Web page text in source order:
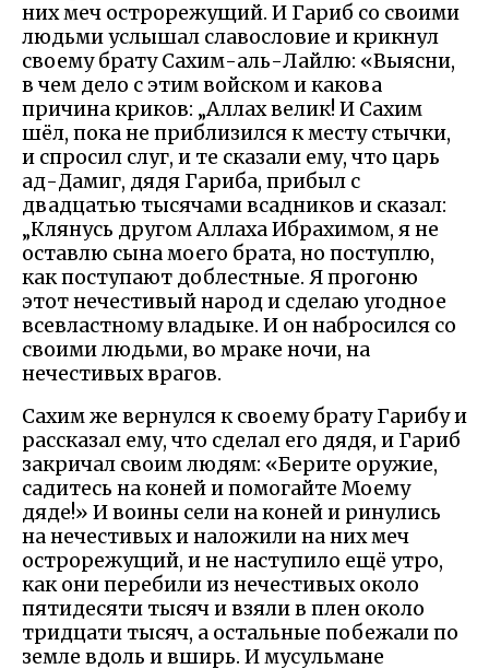
них меч острорежущий. И Гариб со своими
людьми услышал славословие и крикнул
своему брату Сахим-аль-Лайлю: «Выясни,
в чем дело с этим войском и какова
причина криков: „Аллах велик! И Сахим
шёл, пока не приблизился к месту стычки,
и спросил слуг, и те сказали ему, что царь
ад-Дамиг, дядя Гариба, прибыл с
двадцатью тысячами всадников и сказал:
„Клянусь другом Аллаха Ибрахимом, я не
оставлю сына моего брата, но поступлю,
как поступают доблестные. Я прогоню
этот нечестивый народ и сделаю угодное
всевластному владыке. И он набросился со
своими людьми, во мраке ночи, на
нечестивых врагов.
Сахим же вернулся к своему брату Гарибу и
рассказал ему, что сделал его дядя, и Гариб
закричал своим людям: «Берите оружие,
садитесь на коней и помогайте Моему
дяде!» И воины сели на коней и ринулись
на нечестивых и наложили на них меч
острорежущий, и не наступило ещё утро,
как они перебили из нечестивых около
пятидесяти тысяч и взяли в плен около
тридцати тысяч, а остальные побежали по
земле вдоль и вширь. И мусульмане